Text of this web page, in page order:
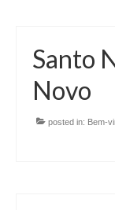
Santo
Novo
posted in: Bem-